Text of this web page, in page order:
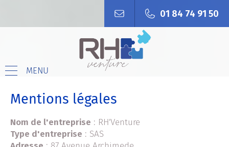
01 84 74 91 50
MENU
Mentions légales
Nom de l'entreprise : RH'Venture
Type d'entreprise : SAS